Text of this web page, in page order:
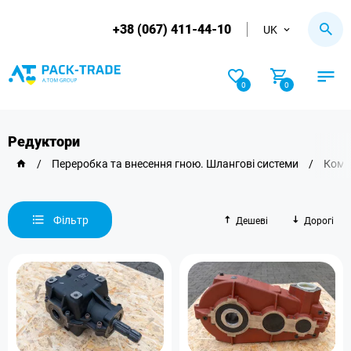
+38 (067) 411-44-10 UK
0 0
Редуктори
/ Переробка та внесення гною. Шлангові системи /
Фільтр Дешеві Дорогі